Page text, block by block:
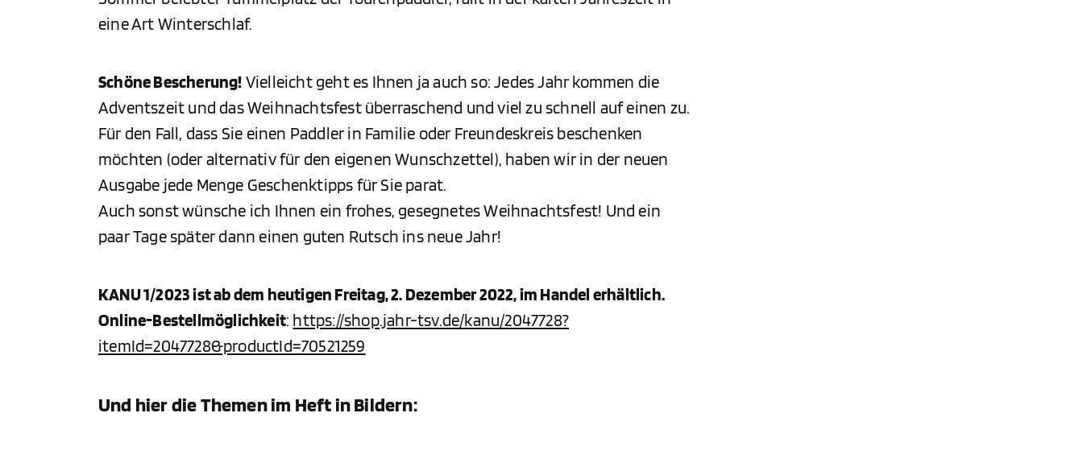
eine Art Winterschlaf.
Schöne Bescherung! Vielleicht geht es Ihnen ja auch so: Jedes Jahr kommen die
Adventszeit und das Weihnachtsfest überraschend und viel zu schnell auf einen zu.
Für den Fall, dass Sie einen Paddler in Familie oder Freundeskreis beschenken
möchten (oder alternativ für den eigenen Wunschzettel), haben wir in der neuen
Ausgabe jede Menge Geschenktipps für Sie parat.
Auch sonst wünsche ich Ihnen ein frohes, gesegnetes Weihnachtsfest! Und ein
paar Tage später dann einen guten Rutsch ins neue Jahr!
KANU 1/2023 ist ab dem heutigen Freitag, 2. Dezember 2022, im Handel erhältlich.
Online-Bestellmöglichkeit: https://shop.jahr-tsv.de/kanu/2047728?
itemId=2047728&productId=70521259
Und hier die Themen im Heft in Bildern: